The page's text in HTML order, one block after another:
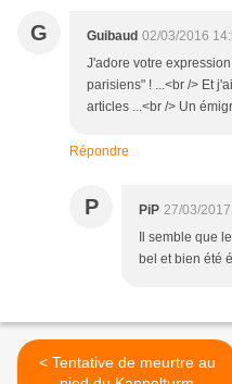
G Guibaud 02/03/2016
J'adore votre
parisiens" ! ...<br /> Et
articles ...<br /> Un
Répondre
P PiP 27/03/
Il semble que
bel et bien été
< Tentative de meurtre au